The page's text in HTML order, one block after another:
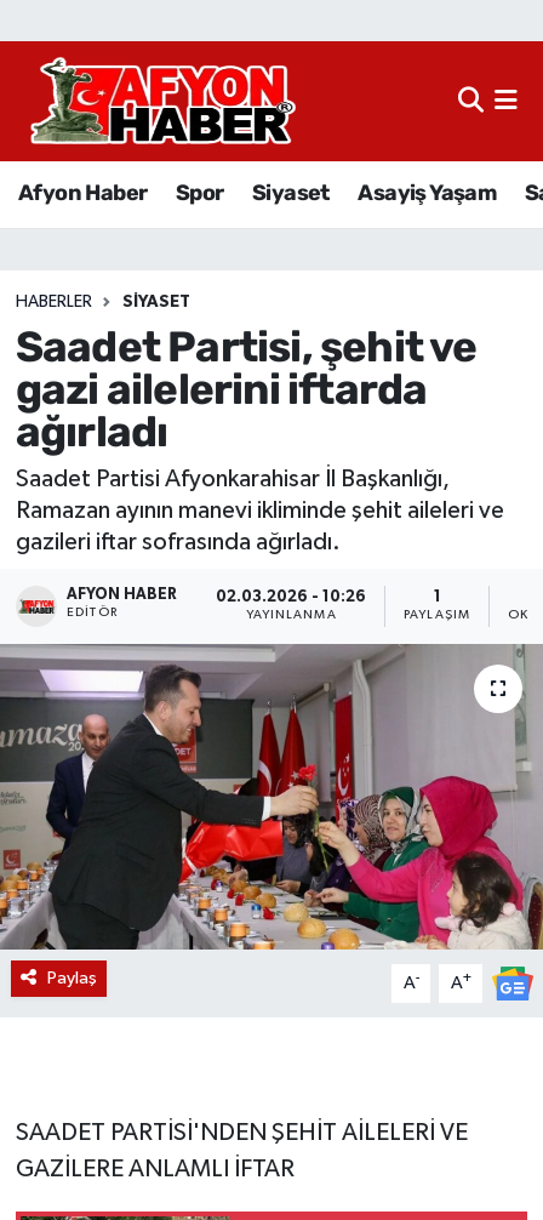
Afyon Haber Spor Siyaset Asayiş Yaşam
HABERLER SIYASET
Saadet Partisi, şehit ve
gazi ailelerini iftarda
ağırladı
Saadet Partisi Afyonkarahisar İl Başkanlığı,
Ramazan ayının manevi ikliminde şehit aileleri ve
gazileri iftar sofrasında ağırladı.
AFYON HABER
EDITÖR
02.03.2026 - 10:26
YAYINLANMA PAYLAŞIM
Paylaş A- A+
SAADET PARTİSİ'NDEN ŞEHİT AİLELERİ VE
GAZİLERE ANLAMLI İFTAR
Afyon Haber
Sağlık
Eğitim
Ekonomi
Magazin
Etkinlikler